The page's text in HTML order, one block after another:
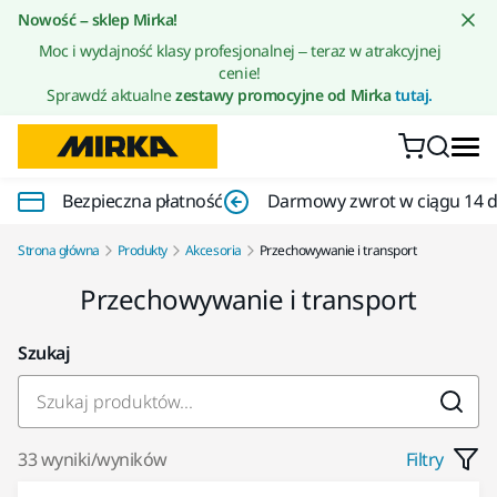
Nowość – sklep Mirka!
Moc i wydajność klasy profesjonalnej – teraz w atrakcyjnej
cenie!
Sprawdź aktualnezestawy promocyjne od Mirkatutaj.
Bezpieczna płatność Darmowy zwrot w ciągu 14
Strona główna Produkty Akcesoria Przechowywanie i transport
Przechowywanie i transport
Szukaj
33 wyniki/wyników Filtry